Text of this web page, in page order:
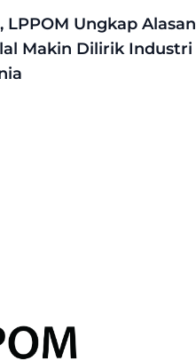
LPPOM Ungkap Alasan
Makin Dilirik Industri